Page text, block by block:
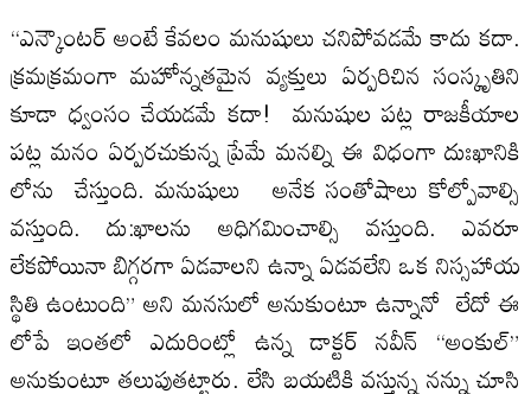
“ఎన్కౌంటర్ అంటే కేవలం మనుషులు చనిపోవడమే కాదు కదా.
క్రమక్రమంగా మహోన్నతమైన వ్యక్తులు ఏర్పరిచిన సంస్కృతిని
కూడా ధ్వంసం చేయడమే కదా! మనుషుల పట్ల రాజకీయాల
పట్ల మనం ఏర్పరచుకున్న ప్రేమే మనల్ని ఈ విధంగా దుఃఖానికి
లోను చేస్తుంది. మనుషులు అనేక సంతోషాలు కోల్పోవాల్సి
వస్తుంది. దు:ఖాలను అధిగమించాల్సి వస్తుంది. ఎవరూ
లేకపోయినా బిగ్గరగా ఏడవాలని ఉన్నా ఏడవలేని ఒక నిస్సహాయ
స్థితి ఉంటుంది” అని మనసులో అనుకుంటూ ఉన్నానో లేదో ఈ
లోపే ఇంతలో ఎదురింట్లో ఉన్న డాక్టర్ నవీన్ “అంకుల్”
అనుకుంటూ తలుపుతట్టారు. లేసి బయటికి వస్తున్న నన్ను చూసి